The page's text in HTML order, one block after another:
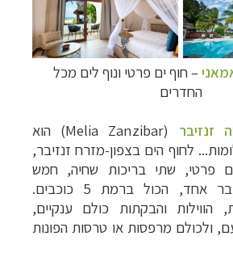
–חוף ים פרטי ונוף לים מכל
החדרים
זנזיבר
(Melia Zanzibar) הוא
לחוף הים בצפון-מזרח זנזיבר,
פרטי, שתי בריכות שחיה, חמש
מסעדות שונות ובר אחד, הכול ברמת 5 כוכבים.
הווילות והבקתות כולם ענקיים,
ולכולם מרפסות או טרסות הפונות